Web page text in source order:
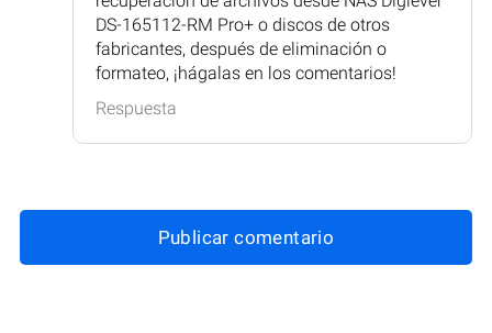
DS-165112-RM Pro+ o discos de otros
fabricantes, después de eliminación o
formateo, ¡hágalas en los comentarios!
Respuesta
Publicar comentario